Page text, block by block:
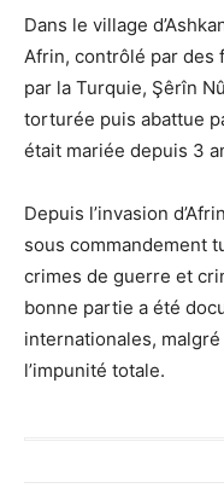
Dans le village
Afrin, contrôlé par des
par la Turquie, Şêrîn
torturée puis abattue
était mariée depuis 3
Depuis l’invasion
sous commandement
crimes de guerre et
bonne partie a été
internationales,
l’impunité totale.